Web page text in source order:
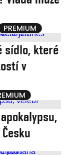
sídlo, které
v